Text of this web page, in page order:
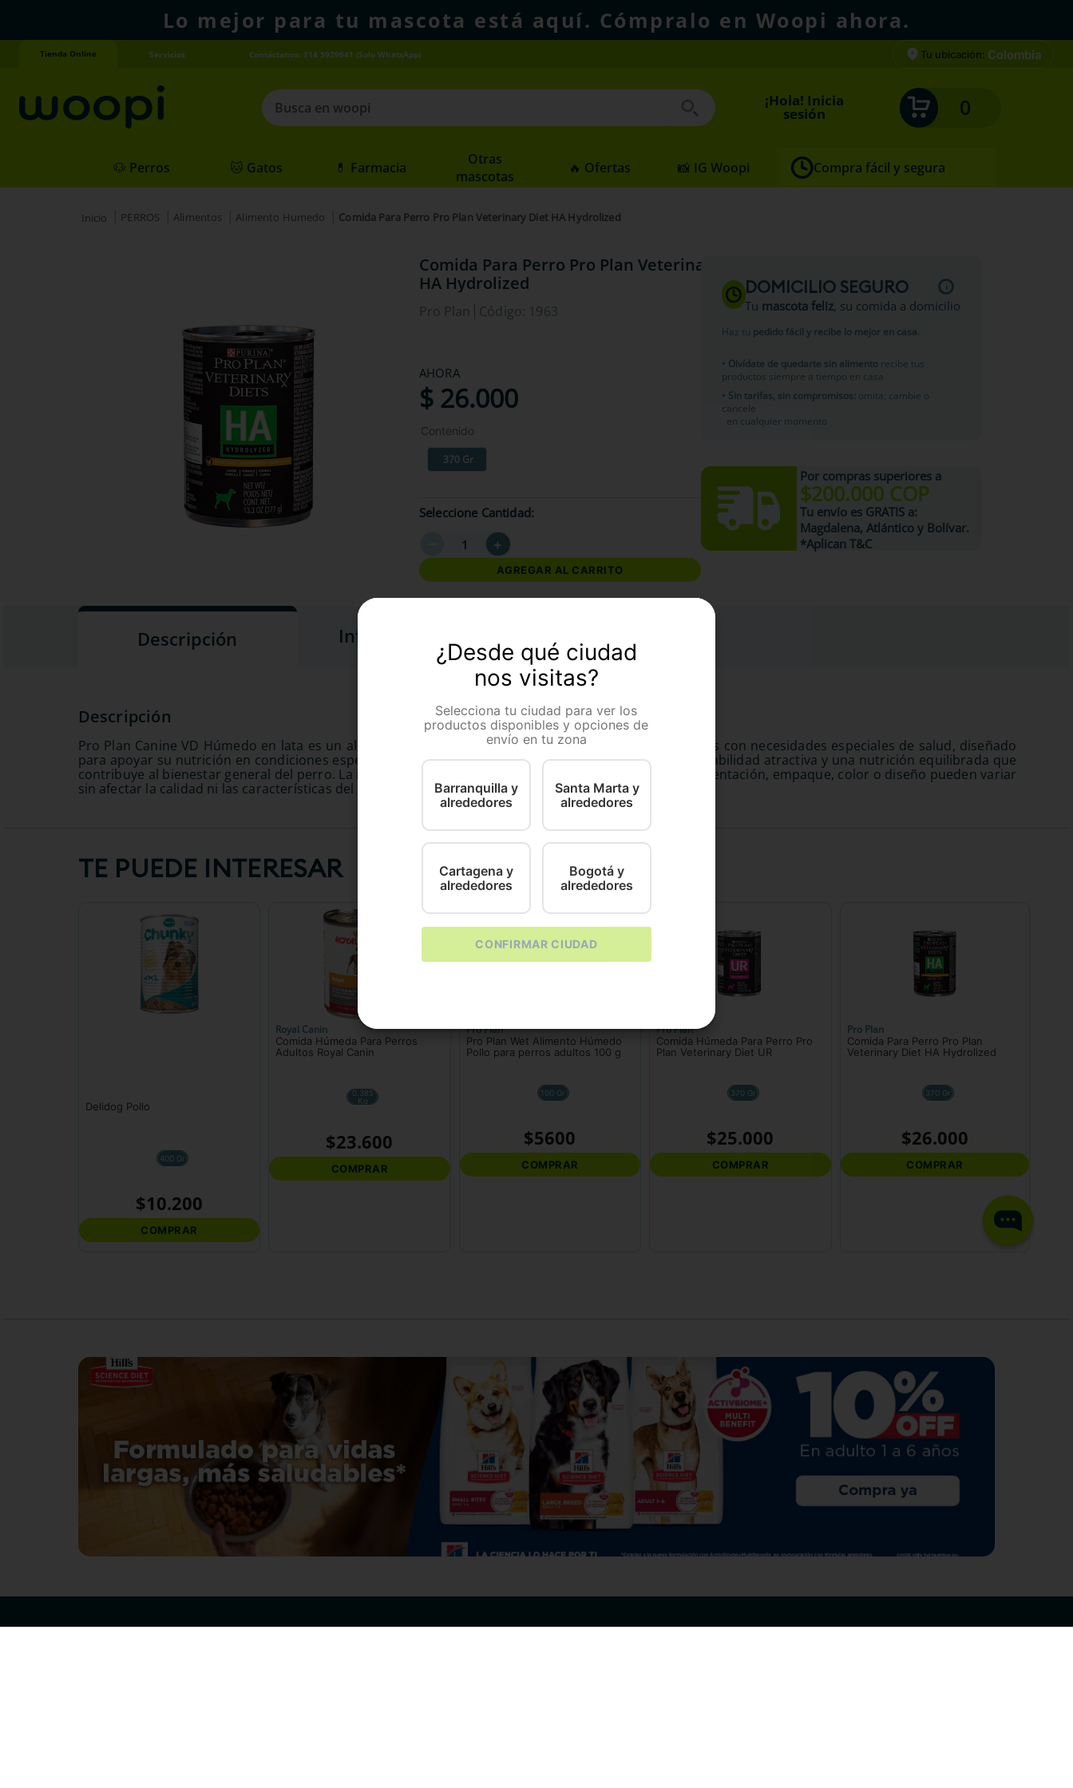
Lo mejor para tu mascota está aquí. Cómpralo en Woopi ahora.
Tienda Online Servicios Contáctanos: 314 5929641 (Solo WhatsApp) Tu ubicación: Colombia
Busca en woopi
1
agility gold
¡Hola! Inicia
sesión 0
🐶 Perros 🐱 Gatos 💊 Farmacia
Otras
mascotas
🔥 Ofertas 📸 IG Woopi Compra fácil y segura
PERROS Alimentos Alimento Humedo Comida Para Perro Pro Plan Veterinary Diet HA Hydrolized
Comida Para Perro Pro Plan Veterinary Diet
HA Hydrolized
Pro Plan Código: 1963
AHORA
$ 26.000
Contenido
370 Gr
Seleccione Cantidad
＋
AGREGAR AL CARRITO
DOMICILIO SEGURO
Tu mascota feliz, su comida a domicilio
Haz tu pedido fácil y recibe lo mejor en casa
• Olvídate de quedarte sin alimentorecibe tus
productos siempre a tiempo en casa
• Sin tarifas, sin compromisos: omita, cambie o
cancele
en cualquier momento
Por compras superiores a
$200.000 COP
Tu envío es GRATISa:
Magdalena, Atlántico y Bolívar.
*Aplican T&C
Descripción Información Adicional
Pro Plan Canine VD Húmedo en lata es un alimento dietético completo formulado para perros adultos con necesidades especiales de salud, diseñado
para apoyar su nutrición en condiciones específicas bajo recomendación veterinaria. Ofrece una palatabilidad atractiva y una nutrición equilibrada que
contribuye al bienestar general del perro. La imagen del producto es ilustrativa y de referencia; la presentación, empaque, color o diseño pueden variar
sin afectar la calidad ni las características del producto.
TE PUEDE INTERESAR
COMPRAR
Royal Canin
Comida Húmeda Para Perros
Adultos Royal Canin
0.385
Kg
$23.600
COMPRAR
Pro Plan
Pro Plan Wet Alimento Húmedo
Pollo para perros adultos 100 g
100 Gr
$5600
COMPRAR
Pro Plan
Comida Húmeda Para Perro Pro
Plan Veterinary Diet UR
370 Gr
$25.000
COMPRAR
Pro Plan
Comida Para Perro Pro Plan
Veterinary Diet HA Hydrolized
370 Gr
$26.000
COMPRAR
promociones que tenemos para ti!
¿Desde qué ciudad
nos visitas?
Selecciona tu ciudad para ver los
productos disponibles y opciones de
envío en tu zona
Barranquilla y
alrededores
Santa Marta y
alrededores
Cartagena y
alrededores
Bogotá y
alrededores
CONFIRMAR CIUDAD